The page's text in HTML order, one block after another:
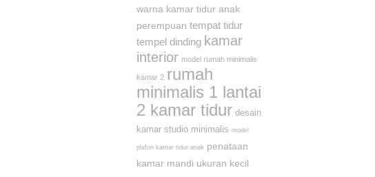
warna kamar tidur anak
perempuan tempat tidur
tempel dinding kamar
interior model rumah minimalis
kamar 2 rumah
minimalis 1 lantai
2 kamar tidur desain
kamar studio minimalis model
plafon kamar tidur anak penataan
kamar mandi ukuran kecil